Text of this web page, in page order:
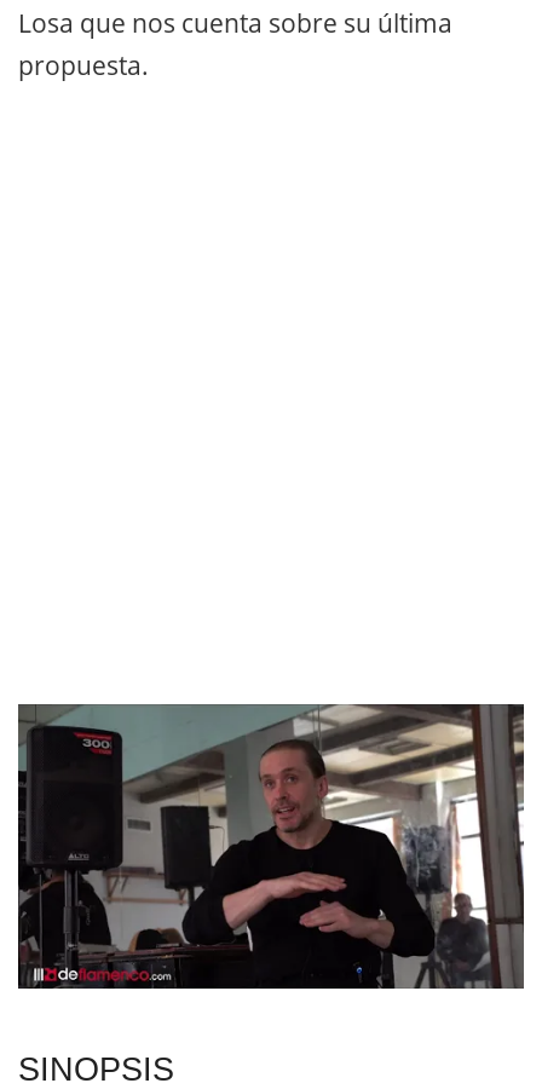
Losa que nos cuenta sobre su última
propuesta.
SINOPSIS